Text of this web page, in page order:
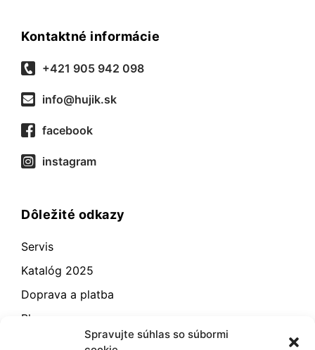
Spravujte súhlas so súbormi
Kontaktné informácie
+421 905 942 098
info@hujik.sk
facebook
instagram
Dôležité odkazy
Servis
Katalóg 2025
Doprava a platba
Blog